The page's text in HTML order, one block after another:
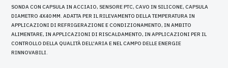
SONDA CON CAPSULA IN ACCIAIO, SENSORE PTC, CAVO IN SILICONE, CAPSULA
DIAMETRO 4X40 MM. ADATTA PER IL RILEVAMENTO DELLA TEMPERATURA IN
APPLICAZIONI DI REFRIGERAZIONE E CONDIZIONAMENTO, IN AMBITO
ALIMENTARE, IN APPLICAZIONI DI RISCALDAMENTO, IN APPLICAZIONI PER IL
CONTROLLO DELLA QUALITÀ DELL'ARIA E NEL CAMPO DELLE ENERGIE
RINNOVABILI.